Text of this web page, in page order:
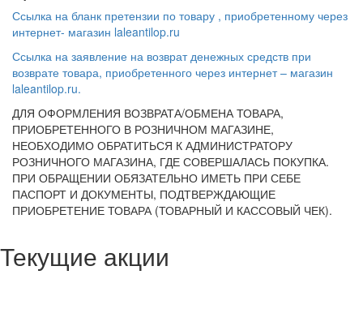
Ссылка на бланк претензии по товару , приобретенному через
интернет- магазин laleantilop.ru
Ссылка на заявление на возврат денежных средств при
возврате товара, приобретенного через интернет – магазин
laleantilop.ru.
ДЛЯ ОФОРМЛЕНИЯ ВОЗВРАТА/ОБМЕНА ТОВАРА,
ПРИОБРЕТЕННОГО В РОЗНИЧНОМ МАГАЗИНЕ,
НЕОБХОДИМО ОБРАТИТЬСЯ К АДМИНИСТРАТОРУ
РОЗНИЧНОГО МАГАЗИНА, ГДЕ СОВЕРШАЛАСЬ ПОКУПКА.
ПРИ ОБРАЩЕНИИ ОБЯЗАТЕЛЬНО ИМЕТЬ ПРИ СЕБЕ
ПАСПОРТ И ДОКУМЕНТЫ, ПОДТВЕРЖДАЮЩИЕ
ПРИОБРЕТЕНИЕ ТОВАРА (ТОВАРНЫЙ И КАССОВЫЙ ЧЕК).
Текущие акции